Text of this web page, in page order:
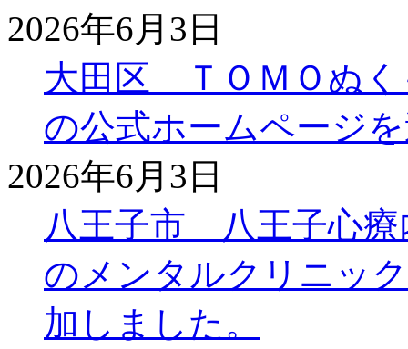
2026年6月3日
大田区 ＴＯＭＯぬく
の公式ホームページ
2026年6月3日
八王子市 八王子心療
のメンタルクリニッ
加しました。